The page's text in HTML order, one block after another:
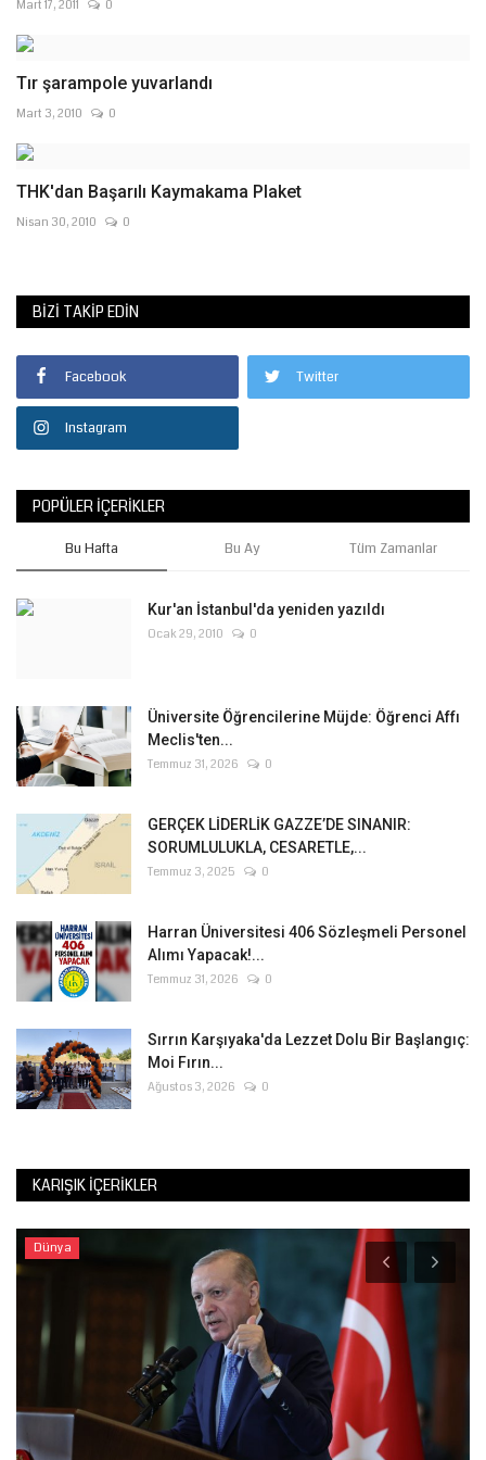
Mart 17, 2011 0
Tır şarampole yuvarlandı
Mart 3, 2010 0
THK'dan Başarılı Kaymakama Plaket
Nisan 30, 2010 0
BIZI TAKIP EDIN
Facebook Twitter
Instagram
POPÜLER İÇERIKLER
Bu Hafta Bu Ay Tüm Zamanlar
Kur'an İstanbul'da yeniden yazıldı
Ocak 29, 2010 0
Üniversite Öğrencilerine Müjde: Öğrenci Affı
Meclis'ten...
Temmuz 31, 2026 0
GERÇEK LİDERLİK GAZZE’DE SINANIR:
SORUMLULUKLA, CESARETLE,...
Temmuz 3, 2025 0
Harran Üniversitesi 406 Sözleşmeli Personel
Alımı Yapacak!...
Temmuz 31, 2026 0
Sırrın Karşıyaka'da Lezzet Dolu Bir Başlangıç:
Moi Fırın...
Ağustos 3, 2026 0
KARIŞIK İÇERIKLER
Dünya